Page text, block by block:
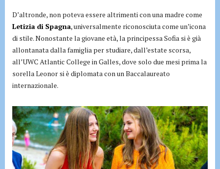
D’altronde, non poteva essere altrimenti con una madre come
Letizia di Spagna, universalmente riconosciuta come un’icona
di stile. Nonostante la giovane età, la principessa Sofia si è già
allontanata dalla famiglia per studiare, dall’estate scorsa,
all’UWC Atlantic College in Galles, dove solo due mesi prima la
sorella Leonor si è diplomata con un Baccalaureato
internazionale.